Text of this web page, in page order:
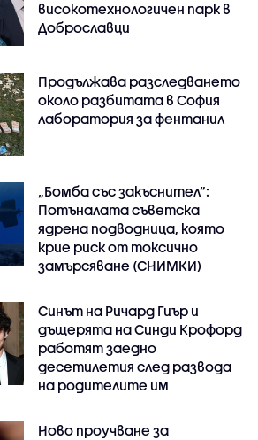
високотехнологичен парк в
Доброславци
Продължава разследването
около разбитата в София
лаборатория за фентанил
„Бомба със закъснител“:
Потъналата съветска
ядрена подводница, която
крие риск от токсично
замърсяване (СНИМКИ)
Синът на Ричард Гиър и
дъщерята на Синди Крофорд
работят заедно
десетилетия след развода
на родителите им
Ново проучване за